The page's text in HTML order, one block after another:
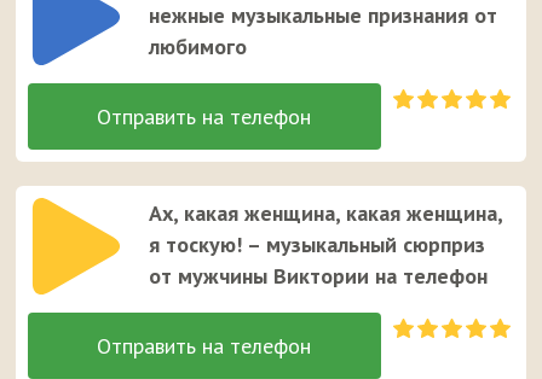
нежные музыкальные признания от
любимого
Ах, какая женщина, какая женщина,
я тоскую! – музыкальный сюрприз
от мужчины Виктории на телефон